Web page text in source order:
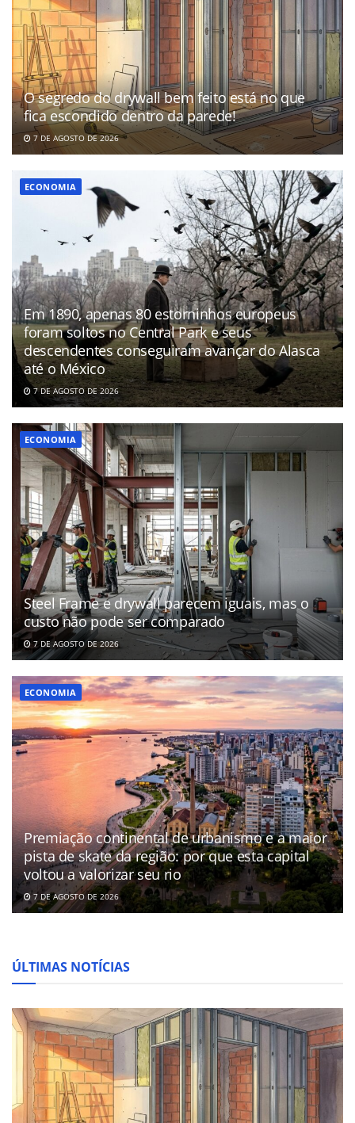
O segredo do drywall bem feito está no que
fica escondido dentro da parede!
7 DE AGOSTO DE 2026
ECONOMIA
Em 1890, apenas 80 estorninhos europeus
foram soltos no Central Park e seus
descendentes conseguiram avançar do Alasca
até o México
7 DE AGOSTO DE 2026
ECONOMIA
Steel Frame e drywall parecem iguais, mas o
custo não pode ser comparado
7 DE AGOSTO DE 2026
ECONOMIA
Premiação continental de urbanismo e a maior
pista de skate da região: por que esta capital
voltou a valorizar seu rio
7 DE AGOSTO DE 2026
ÚLTIMAS NOTÍCIAS